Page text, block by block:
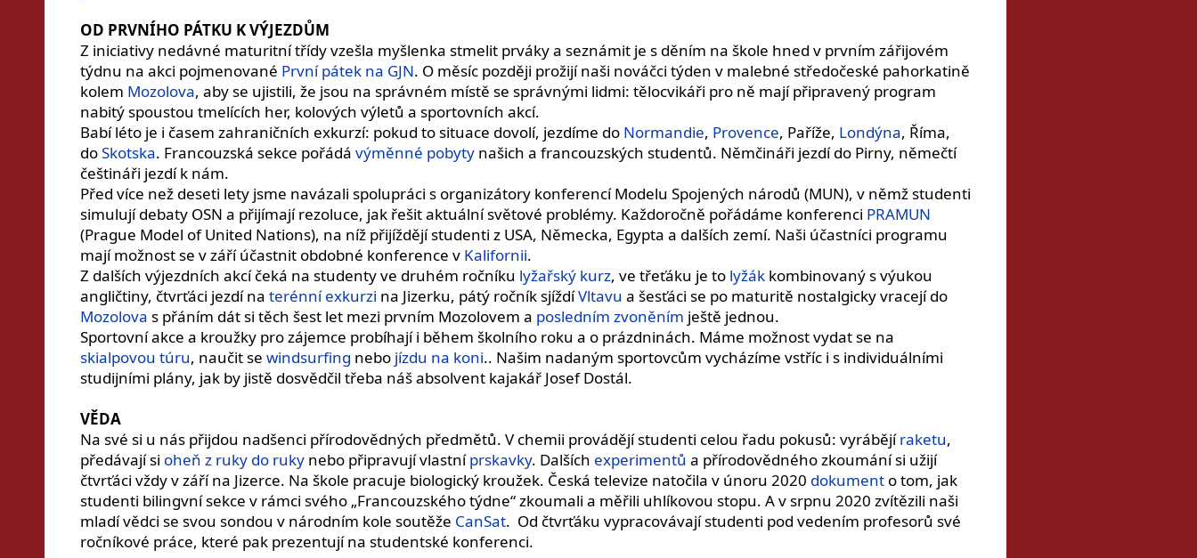
OD PRVNÍHO PÁTKU K VÝJEZDŮM
Z iniciativy nedávné maturitní třídy vzešla myšlenka stmelit prváky a seznámit je s děním na škole hned v prvním zářijovém
týdnu na akci pojmenované První pátek na GJN. O měsíc později prožijí naši nováčci týden v malebné středočeské pahorkatině
kolem Mozolova, aby se ujistili, že jsou na správném místě se správnými lidmi: tělocvikáři pro ně mají připravený program
nabitý spoustou tmelících her, kolových výletů a sportovních akcí.
Babí léto je i časem zahraničních exkurzí: pokud to situace dovolí, jezdíme do Normandie, Provence, Paříže, Londýna, Říma,
doSkotska. Francouzská sekce pořádá výměnné pobyty našich a francouzských studentů. Němčináři jezdí do Pirny, němečtí
češtináři jezdí k nám.
Před více než deseti lety jsme navázali spolupráci s organizátory konferencí Modelu Spojených národů (MUN), v němž studenti
simulují debaty OSN a přijímají rezoluce, jak řešit aktuální světové problémy. Každoročně pořádáme konferenci PRAMUN
(Prague Model of United Nations), na níž přijíždějí studenti z USA, Německa, Egypta a dalších zemí. Naši účastníci programu
mají možnost se v září účastnit obdobné konference v Kalifornii.
Z dalších výjezdních akcí čeká na studenty ve druhém ročníku lyžařský kurz, ve třeťáku je to lyžák kombinovaný s výukou
angličtiny, čtvrťáci jezdí na terénní exkurzi na Jizerku, pátý ročník sjíždíVltavu a šesťáci se po maturitě nostalgicky vracejí do
Mozolova s přáním dát si těch šest let mezi prvním Mozolovem a posledním zvoněním ještě jednou.
Sportovní akce a kroužky pro zájemce probíhají i během školního roku a o prázdninách. Máme možnost vydat se na
skialpovou túru, naučit se windsurfing nebo jízdu na koni.. Našim nadaným sportovcům vycházíme vstříc i s individuálními
studijními plány, jak by jistě dosvědčil třeba náš absolvent kajakář Josef Dostál.
VĚDA
Na své si u nás přijdou nadšenci přírodovědných předmětů. V chemii provádějí studenti celou řadu pokusů: vyrábějíraketu,
předávají si oheň z ruky do ruky nebo připravují vlastníprskavky. Dalších experimentů a přírodovědného zkoumání si užijí
čtvrťáci vždy v září na Jizerce. Na škole pracuje biologický kroužek. Česká televize natočila v únoru 2020 dokument o tom, jak
studenti bilingvní sekce v rámci svého „Francouzského týdne“ zkoumali a měřili uhlíkovou stopu. A v srpnu 2020 zvítězili naši
mladí vědci se svou sondou v národním kole soutěže CanSat. Od čtvrťáku vypracovávají studenti pod vedením profesorů své
ročníkové práce, které pak prezentují na studentské konferenci.